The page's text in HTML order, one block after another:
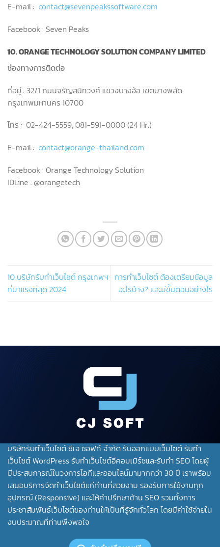
E-mail : contact@sevenpeakssoftware.com
Facebook : Seven Peaks
10. ORANGE TECHNOLOGY SOLUTION COMPANY LIMITED
ช่องทางการติดต่อ
ที่อยู่ : 32/1 ถนนจรัญสนิทวงศ์ แขวงบางอ้อ เขตบางพลัด
กรุงเทพมหานคร 10700
โทร : 02-424-5559, 081-591-0000 (24 Hr.)
E-mail : contact@orange-thailand.com
Facebook : Orange Technology Solution
IDLine : @orangetech
10 บริษัทรับทำเว็บไซต์ กรุงเทพฯ
ที่มาแรงที่สุด 2024
การทำเว็บไซต์ ต้องเตรียมข้อมูล
อะไรบ้าง? และมีขั้นตอนอย่างไร
บริษัทรับทําเว็บไซต์ ซีเจ ซอฟท์ จำกัด รับออกแบบเว็บไซต์ รับทำ
เว็บไซต์ WordPress รับทำเว็บไซต์อีคอมเมิร์ซและรับทำ SEO โดยผู้
มีประสบการณ์ในวงการไอทีและออนไลน์มามากกว่า 30 ปี เราพร้อม
เสนอบริการจัดทำเว็บไซต์แก่ท่านที่สวยงาม รองรับการใช้งานทุก
อุปกรณ์ (Responsive) และให้คำปรึกษาด้าน SEO รวมทั้งการ
ประชาสัมพันธ์เว็บไซต์ของท่านให้เป็นที่รู้จักทั่วโลก โดยมีค่าใช้จ่ายใน
งบประมาณที่ท่านพึงพอใจ